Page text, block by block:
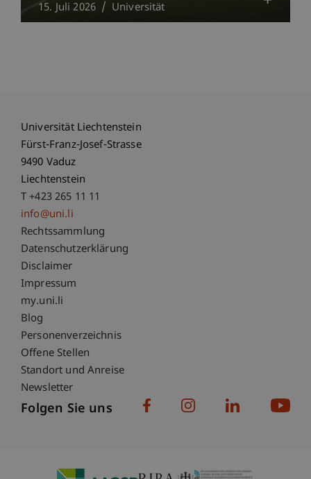
15. Juli 2026 Universität
Universität Liechtenstein
Fürst-Franz-Josef-Strasse
9490 Vaduz
Liechtenstein
T +423 265 11 11
info@uni.li
Fußzeile Rechtliche Hinweise
Rechtssammlung
Datenschutzerklärung
Disclaimer
Impressum
Fußzeile Subdomain-Verzeichnis
my.uni.li
Blog
Personenverzeichnis
Offene Stellen
Standort und Anreise
Newsletter
Folgen Sie uns